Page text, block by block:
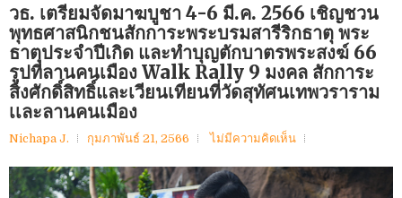
วธ. เตรียมจัดมาฆบูชา 4-6 มี.ค. 2566 เชิญชวน
พุทธศาสนิกชนสักการะพระบรมสารีริกธาตุ พระ
ธาตุประจำปีเกิด และทำบุญตักบาตรพระสงฆ์ 66
รูปที่ลานคนเมือง Walk Rally 9 มงคล สักการะ
สิ่งศักดิ์สิทธิ์และเวียนเทียนที่วัดสุทัศนเทพวราราม
เเละลานคนเมือง
Nichapa J. กุมภาพันธ์ 21, 2566 ไม่มีความคิดเห็น